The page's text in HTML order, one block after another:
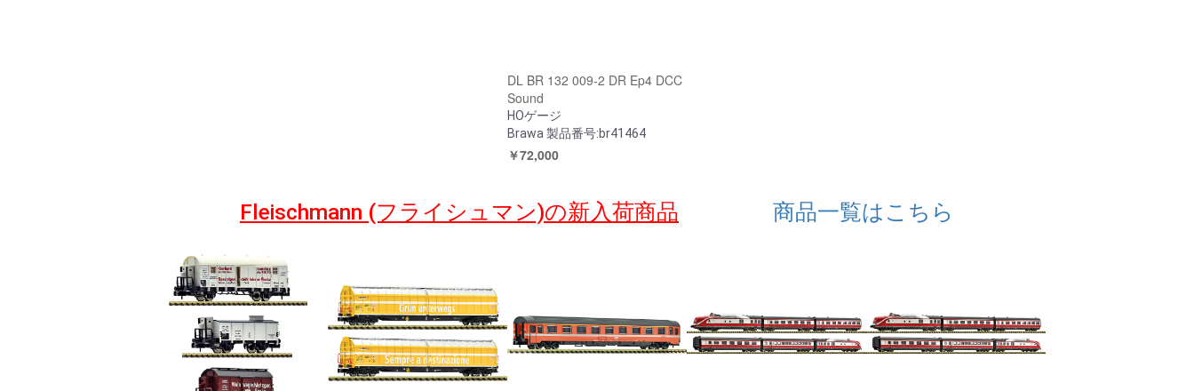
DL BR 132 009-2 DR Ep4 DCC
Sound
HOゲージ
Brawa 製品番号:br41464
￥72,000
Fleischmann (フライシュマン)の新入荷商品 商品一覧はこちら